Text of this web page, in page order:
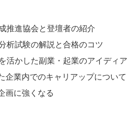
推進協会と登壇者の紹介
析試験の解説と合格のコツ
活かした副業・起業のアイディア
企業内でのキャリアップについて
画に強くなる